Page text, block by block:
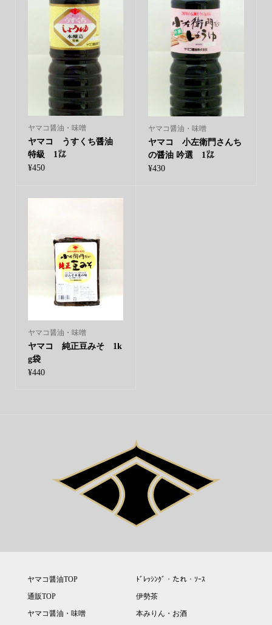
ヤマコ醤油・味噌
ヤマコ うすくち醤油
特級 1㍑
¥450
ヤマコ醤油・味噌
ヤマコ 小左衛門さんち
の醤油 吟選 1㍑
¥430
ヤマコ醤油・味噌
ヤマコ 純正豆みそ 1k
g袋
¥440
ヤマコ醤油TOP
通販TOP
ヤマコ醤油・味噌
ﾄﾞﾚｯｼﾝｸﾞ・たれ・ｿｰｽ
伊勢茶
本みりん・お酒